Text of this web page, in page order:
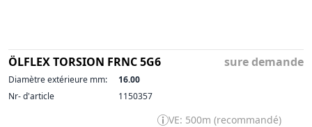
ÖLFLEX TORSION FRNC 5G6 sure demande
Diamètre extérieure mm:
16.00
Nr- d'article
1150357
VE: 500m (recommandé)